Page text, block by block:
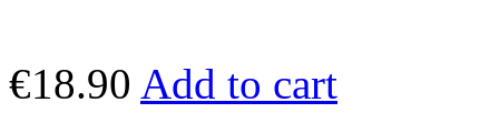
€18.90 Add to cart